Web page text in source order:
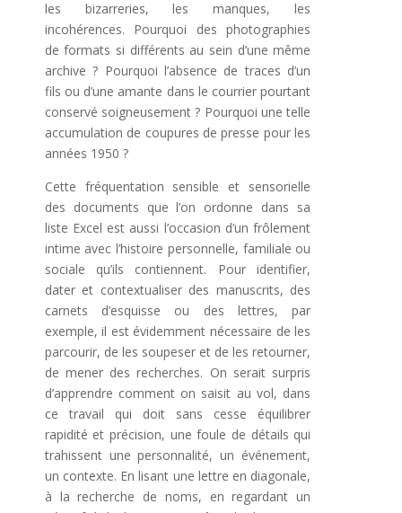
les bizarreries, les manques, les
incohérences. Pourquoi des photographies
de formats si différents au sein d’une même
archive ? Pourquoi l’absence de traces d’un
fils ou d’une amante dans le courrier pourtant
conservé soigneusement ? Pourquoi une telle
accumulation de coupures de presse pour les
années 1950 ?
Cette fréquentation sensible et sensorielle
des documents que l’on ordonne dans sa
liste Excel est aussi l’occasion d’un frôlement
intime avec l’histoire personnelle, familiale ou
sociale qu’ils contiennent. Pour identifier,
dater et contextualiser des manuscrits, des
carnets d’esquisse ou des lettres, par
exemple, il est évidemment nécessaire de les
parcourir, de les soupeser et de les retourner,
de mener des recherches. On serait surpris
d’apprendre comment on saisit au vol, dans
ce travail qui doit sans cesse équilibrer
rapidité et précision, une foule de détails qui
trahissent une personnalité, un événement,
un contexte. En lisant une lettre en diagonale,
à la recherche de noms, en regardant un